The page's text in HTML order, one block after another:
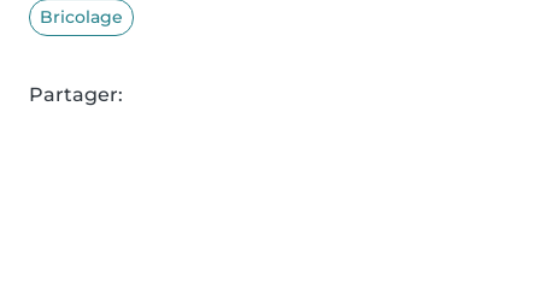
Bricolage
Partager: